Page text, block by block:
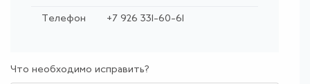
Телефон +7 926 331-60-61
Что необходимо исправить?